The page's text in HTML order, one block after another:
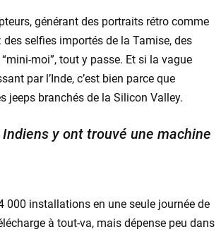
générant des portraits rétro comme
selfies importés de la Tamise, des
moi”, tout y passe. Et si la vague
par l’Inde, c’est bien parce que
jeeps branchés de la Silicon Valley.
y ont trouvé une machine
000 installations en une seule journée de
à tout-va, mais dépense peu dans